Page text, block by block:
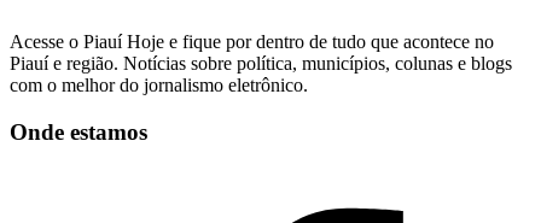
Acesse o Piauí Hoje e fique por dentro de tudo que acontece no
Piauí e região. Notícias sobre política, municípios, colunas e blogs
com o melhor do jornalismo eletrônico.
Onde estamos